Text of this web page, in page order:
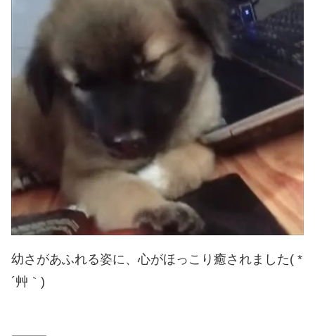
幼さがあふれる姿に、心がほっこり癒されました( *
´艸｀)